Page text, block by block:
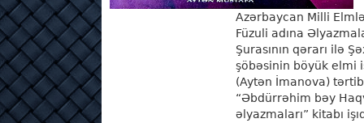
Azərbaycan Milli
Füzuli adına
Şurasının qərarı ilə
şöbəsinin böyük elmi
(Aytən İmanova) tərtib
“Əbdürrəhim bəy
əlyazmaları” kitabı